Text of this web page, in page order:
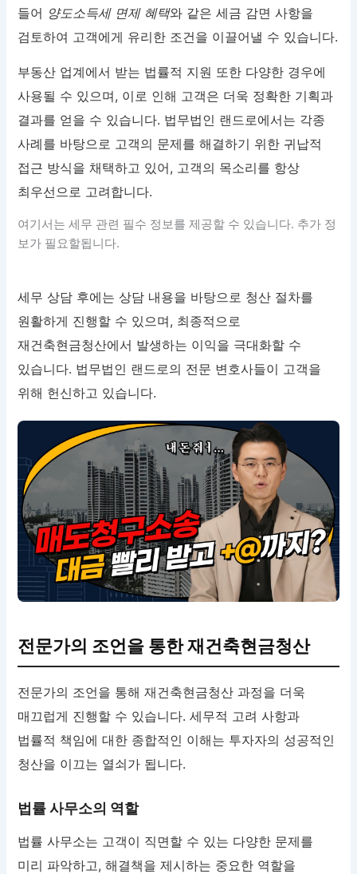
들어 양도소득세 면제 혜택와 같은 세금 감면 사항을
검토하여 고객에게 유리한 조건을 이끌어낼 수 있습니다.
부동산 업계에서 받는 법률적 지원 또한 다양한 경우에
사용될 수 있으며, 이로 인해 고객은 더욱 정확한 기획과
결과를 얻을 수 있습니다. 법무법인 랜드로에서는 각종
사례를 바탕으로 고객의 문제를 해결하기 위한 귀납적
접근 방식을 채택하고 있어, 고객의 목소리를 항상
최우선으로 고려합니다.
여기서는 세무 관련 필수 정보를 제공할 수 있습니다. 추가 정
보가 필요할됩니다.
세무 상담 후에는 상담 내용을 바탕으로 청산 절차를
원활하게 진행할 수 있으며, 최종적으로
재건축현금청산에서 발생하는 이익을 극대화할 수
있습니다. 법무법인 랜드로의 전문 변호사들이 고객을
위해 헌신하고 있습니다.
전문가의 조언을 통한 재건축현금청산
전문가의 조언을 통해 재건축현금청산 과정을 더욱
매끄럽게 진행할 수 있습니다. 세무적 고려 사항과
법률적 책임에 대한 종합적인 이해는 투자자의 성공적인
청산을 이끄는 열쇠가 됩니다.
법률 사무소의 역할
법률 사무소는 고객이 직면할 수 있는 다양한 문제를
미리 파악하고, 해결책을 제시하는 중요한 역할을